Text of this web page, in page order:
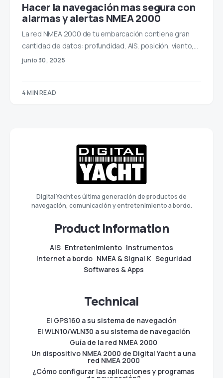
Hacer la navegación mas segura con
alarmas y alertas NMEA 2000
La red NMEA 2000 de tu embarcación contiene gran
cantidad de datos: profundidad, AIS, posición, viento,…
junio 30, 2025
4 MIN READ
Digital Yacht es última generación de productos de
navegación, comunicación y entretenimiento a bordo.
Product Information
AIS Entretenimiento Instrumentos
Internet a bordo NMEA & Signal K Seguridad
Softwares & Apps
Technical
El GPS160 a su sistema de navegación
El WLN10/WLN30 a su sistema de navegación
Guía de la red NMEA 2000
Un dispositivo NMEA 2000 de Digital Yacht a una
red NMEA 2000
¿Cómo configurar las aplicaciones y programas